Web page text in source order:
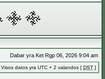
Dabar yra Ket Rgp 06, 2026 9:04 am
Visos datos yra UTC + 2 valandos [ DST ]